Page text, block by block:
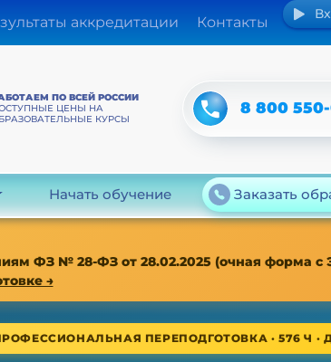
аккредитации Контакты
ПО ВСЕЙ РОССИИ
ЦЕНЫ НА
КУРСЫ
8 800
Начать обучение Заказать
ФЗ № 28-ФЗ от 28.02.2025 (очная форма с
→
ПЕРЕПОДГОТОВКА · 576 Ч ·